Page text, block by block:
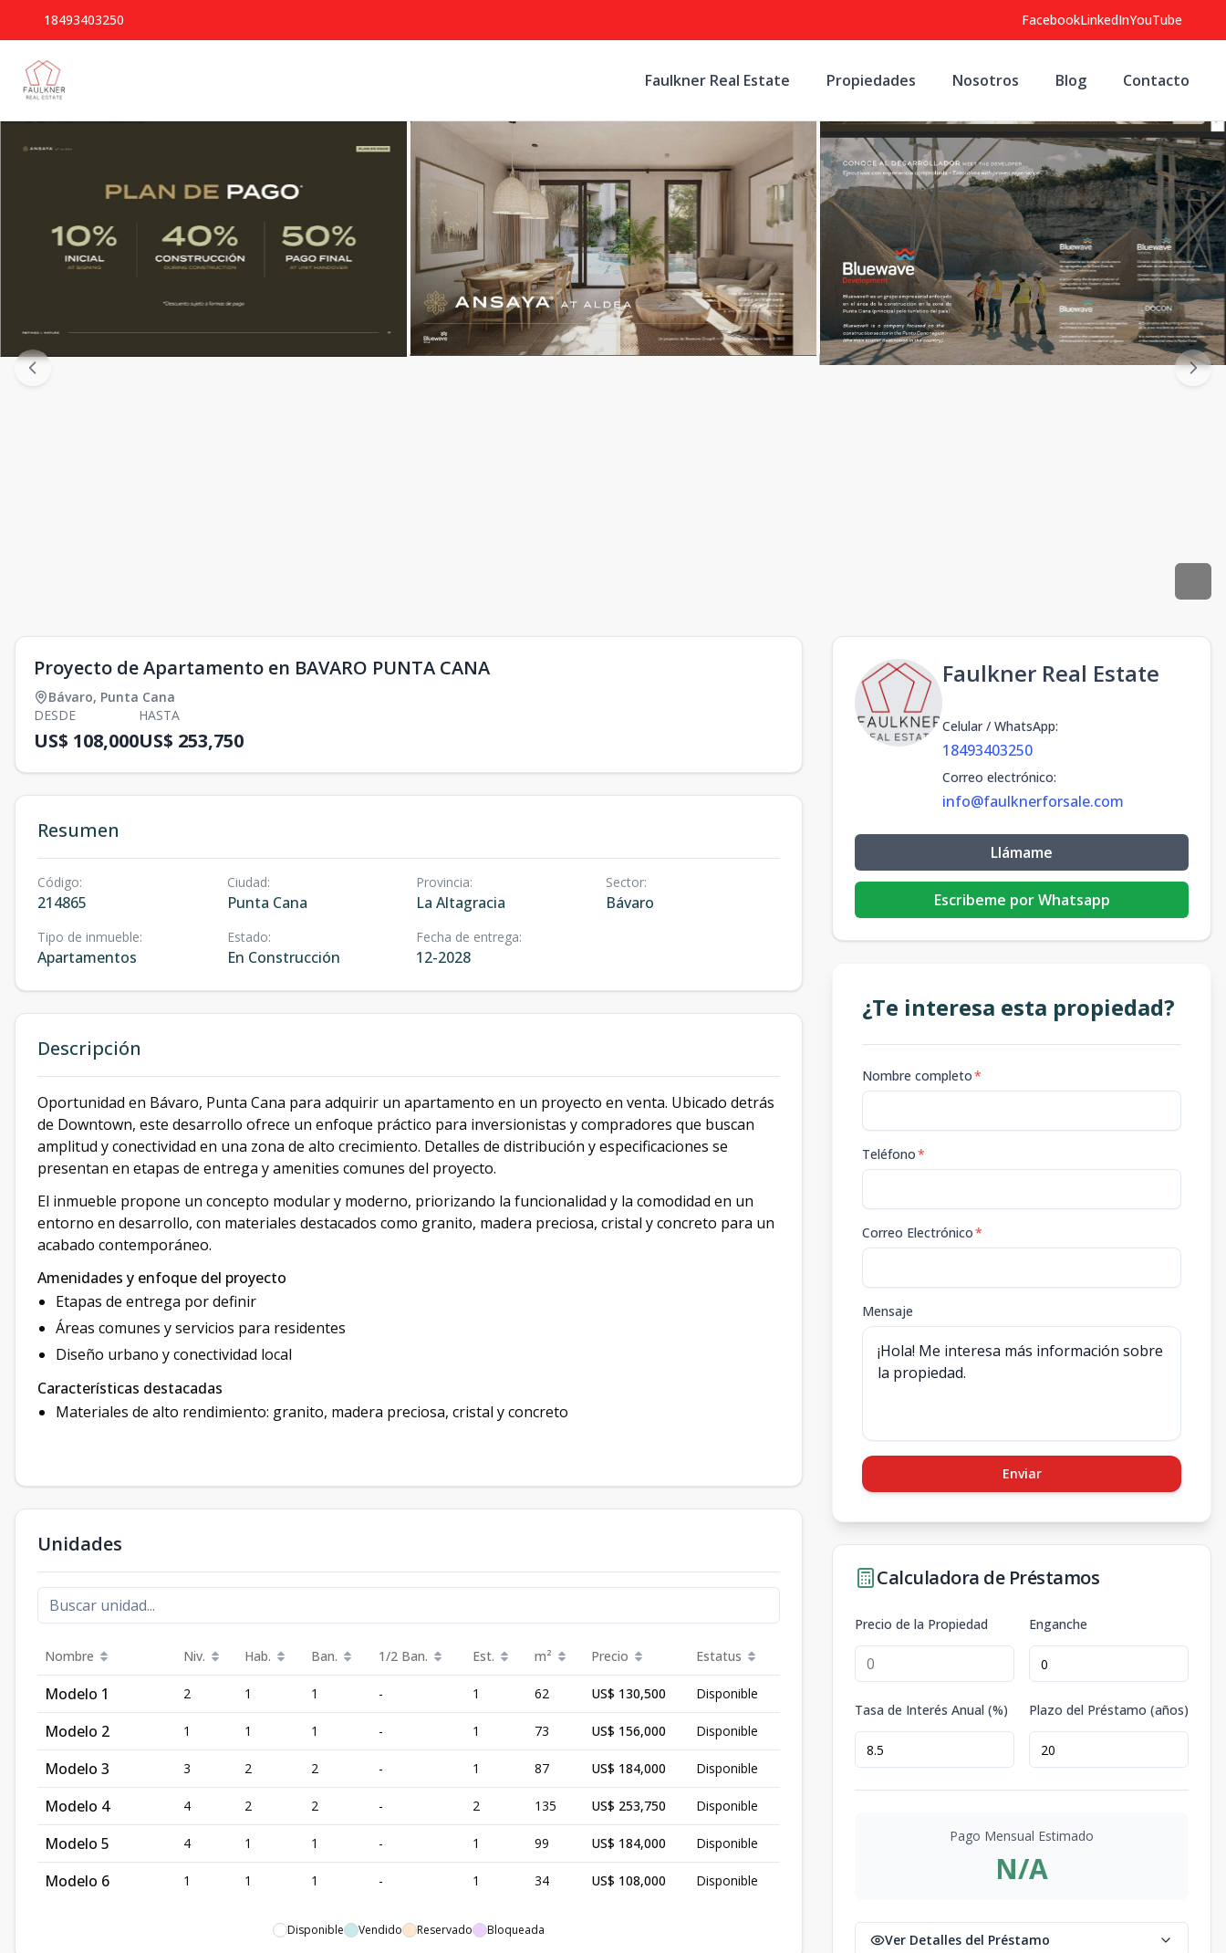
18493403250 FacebookLinkedInYouTube
Faulkner Real Estate Propiedades Nosotros Blog Contacto
Proyecto de Apartamento en BAVARO PUNTA CANA
Bávaro, Punta Cana
DESDE
US$ 108,000
HASTA
US$ 253,750
Resumen
Código:
214865
Ciudad:
Punta Cana
Provincia:
La Altagracia
Sector:
Bávaro
Tipo de inmueble:
Apartamentos
Estado:
En Construcción
Fecha de entrega:
12-2028
Descripción
Oportunidad en Bávaro, Punta Cana para adquirir un apartamento en un proyecto en venta. Ubicado detrás
de Downtown, este desarrollo ofrece un enfoque práctico para inversionistas y compradores que buscan
amplitud y conectividad en una zona de alto crecimiento. Detalles de distribución y especificaciones se
presentan en etapas de entrega y amenities comunes del proyecto.
El inmueble propone un concepto modular y moderno, priorizando la funcionalidad y la comodidad en un
entorno en desarrollo, con materiales destacados como granito, madera preciosa, cristal y concreto para un
acabado contemporáneo.
Amenidades y enfoque del proyecto
Etapas de entrega por definir
Áreas comunes y servicios para residentes
Diseño urbano y conectividad local
Características destacadas
Materiales de alto rendimiento: granito, madera preciosa, cristal y concreto
Unidades
Nombre Niv. Hab. Ban. 1/2 Ban. Est. m² Precio Estatus
Modelo 1 2 1 1 - 1 62 US$ 130,500 Disponible
Modelo 2 1 1 1 - 1 73 US$ 156,000 Disponible
Modelo 3 3 2 2 - 1 87 US$ 184,000 Disponible
Modelo 4 4 2 2 - 2 135 US$ 253,750 Disponible
Modelo 5 4 1 1 - 1 99 US$ 184,000 Disponible
Modelo 6 1 1 1 - 1 34 US$ 108,000 Disponible
Disponible Vendido Reservado Bloqueada
Faulkner Real Estate
Celular / WhatsApp:
18493403250
Correo electrónico:
info@faulknerforsale.com
Llámame
Escribeme por Whatsapp
¿Te interesa esta propiedad?
Nombre completo*
Teléfono*
Correo Electrónico*
Mensaje
Enviar
Calculadora de Préstamos
Precio de la Propiedad Enganche
Tasa de Interés Anual (%) Plazo del Préstamo (años)
Pago Mensual Estimado
N/A
Ver Detalles del Préstamo